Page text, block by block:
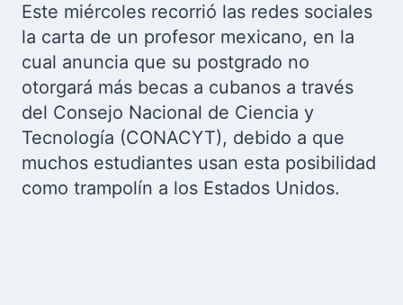
Este miércoles recorrió las redes sociales
la carta de un profesor mexicano, en la
cual anuncia que su postgrado no
otorgará más becas a cubanos a través
del Consejo Nacional de Ciencia y
Tecnología (CONACYT), debido a que
muchos estudiantes usan esta posibilidad
como trampolín a los Estados Unidos.